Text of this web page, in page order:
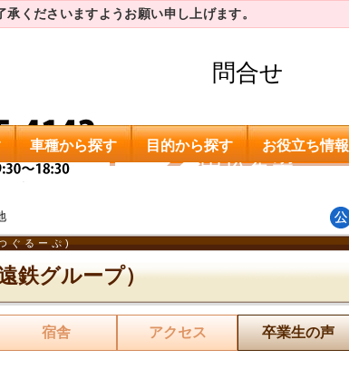
承くださいますようお願い申し上げます。
問合せ
申込希望
車種から探す 目的から探す お役立ち情報
の声
鉄グループ）
ぐるーぷ)
宿舎 アクセス 卒業生の声